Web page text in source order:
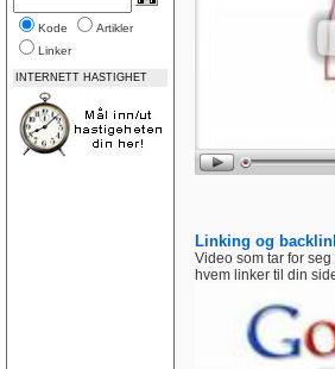
Kode
Artikler
Linker
INTERNETT HASTIGHET
Linking og
Video som tar for
hvem linker til din